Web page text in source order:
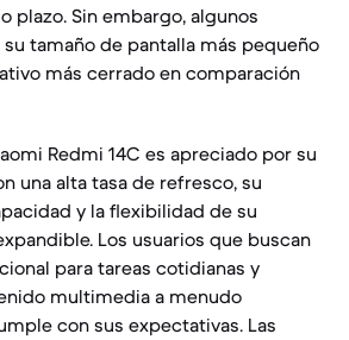
plazo. Sin embargo, algunos
tamaño de pantalla más pequeño
más cerrado en comparación
Redmi 14C es apreciado por su
una alta tasa de refresco, su
y la flexibilidad de su
Los usuarios que buscan
para tareas cotidianas y
multimedia a menudo
con sus expectativas. Las